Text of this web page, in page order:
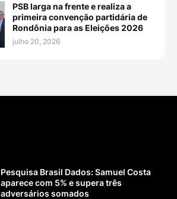
PSB larga na frente e realiza a
primeira convenção partidária de
Rondônia para as Eleições 2026
julho 20, 2026
Pesquisa Brasil Dados: Samuel Costa
aparece com 5% e supera três
adversários somados